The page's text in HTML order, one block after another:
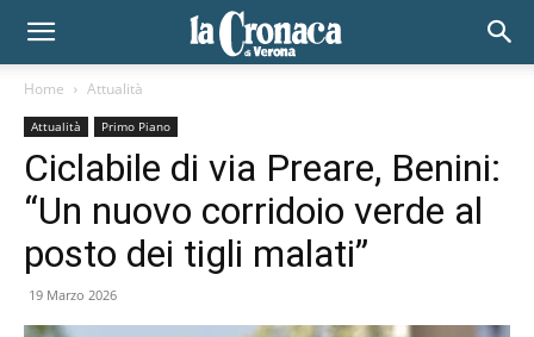
Home Attualità
Attualità Primo Piano
Ciclabile di via Preare, Benini:
“Un nuovo corridoio verde al
posto dei tigli malati”
19 Marzo 2026